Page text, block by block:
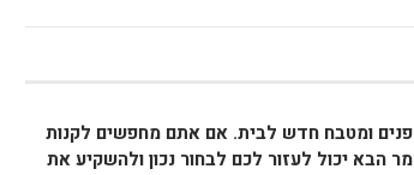
ומטבח חדש לבית. אם אתם מחפשים לקנות
יכול לעזור לכם לבחור נכון ולהשקיע את